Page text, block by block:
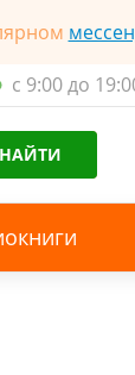
с 9:00 до
НАЙТИ